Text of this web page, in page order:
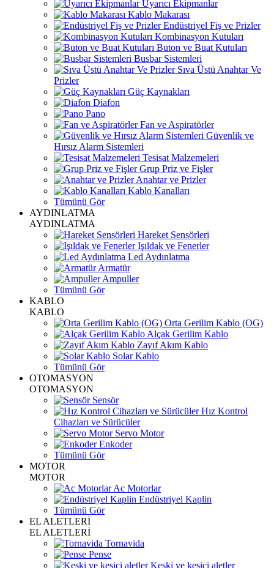
Uyarıcı Ekipmanlar
Kablo Makarası
Endüstriyel Fiş ve Prizler
Kombinasyon Kutuları
Buton ve Buat Kutuları
Busbar Sistemleri
Sıva Üstü Anahtar Ve
Prizler
Güç Kaynakları
Diafon
Pano
Fan ve Aspiratörler
Güvenlik ve
Hırsız Alarm Sistemleri
Tesisat Malzemeleri
Grup Priz ve Fişler
Anahtar ve Prizler
Kablo Kanalları
Tümünü Gör
AYDINLATMA
AYDINLATMA
Hareket Sensörleri
Işıldak ve Fenerler
Led Aydınlatma
Armatür
Ampuller
Tümünü Gör
KABLO
KABLO
Orta Gerilim Kablo (OG)
Alçak Gerilim Kablo
Zayıf Akım Kablo
Solar Kablo
Tümünü Gör
OTOMASYON
OTOMASYON
Sensör
Hız Kontrol
Cihazları ve Sürücüler
Servo Motor
Enkoder
Tümünü Gör
MOTOR
MOTOR
Ac Motorlar
Endüstriyel Kaplin
Tümünü Gör
EL ALETLERİ
EL ALETLERİ
Tornavida
Pense
Keski ve kesici aletler